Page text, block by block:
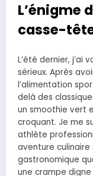
L’énigme
casse-
L’été dernier, j’ai
sérieux. Après
l’alimentation
delà des
un smoothie vert
croquant. Je me
athlète
aventure
gastronomique
une crampe digne